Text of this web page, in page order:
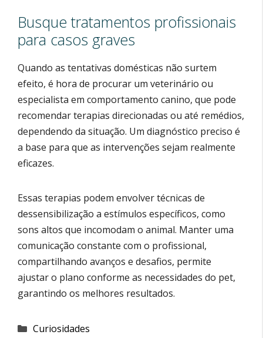
Busque tratamentos profissionais
para casos graves
Quando as tentativas domésticas não surtem
efeito, é hora de procurar um veterinário ou
especialista em comportamento canino, que pode
recomendar terapias direcionadas ou até remédios,
dependendo da situação. Um diagnóstico preciso é
a base para que as intervenções sejam realmente
eficazes.
Essas terapias podem envolver técnicas de
dessensibilização a estímulos específicos, como
sons altos que incomodam o animal. Manter uma
comunicação constante com o profissional,
compartilhando avanços e desafios, permite
ajustar o plano conforme as necessidades do pet,
garantindo os melhores resultados.
Categorias
Curiosidades